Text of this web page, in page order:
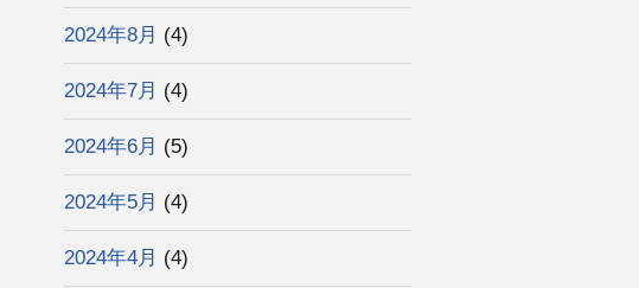
2024年8月 (4)
2024年7月 (4)
2024年6月 (5)
2024年5月 (4)
2024年4月 (4)